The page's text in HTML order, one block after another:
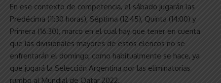
En ese contexto de competencia, el sábado jugarán las
Predécima (11:30 horas), Séptima (12:45), Quinta (14:00) y
Primera (16:30), marco en el cual hay que tener en cuenta
que las divisionales mayores de estos elencos no se
enfrentarán el domingo, como habitualmente se hace, ya
que jugará la Selección Argentina por las eliminatorias
rumbo al Mundial de Qatar 2022.